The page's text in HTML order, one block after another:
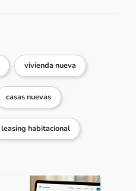
vivienda nueva
casas nuevas
leasing habitacional